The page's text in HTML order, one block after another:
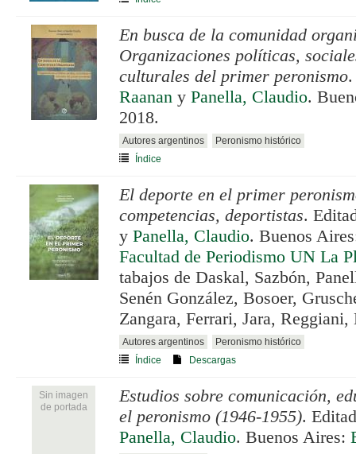
En busca de la comunidad
Organizaciones políticas,
culturales del primer peronismo
Raanan y Panella, Claudio.
2018.
Autores argentinos
Peronismo histórico
Índice
El deporte en el primer
competencias, deportistas.
y Panella, Claudio. Buenos
Facultad de Periodismo UN La
tabajos de Daskal, Sazbón,
Senén González, Bosoer,
Zangara, Ferrari, Jara,
Autores argentinos
Peronismo histórico
Índice
Descargas
Sin imagen
de portada
Estudios sobre comunicación,
el peronismo (1946-1955).
Panella, Claudio. Buenos Aires: